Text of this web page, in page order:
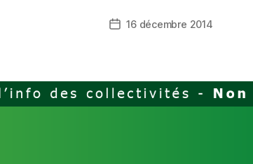
Date16 décembre 2014